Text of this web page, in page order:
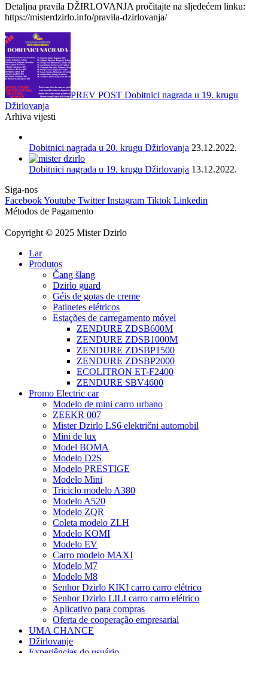
Detaljna pravila DŽIRLOVANJA pročitajte na sljedećem linku:
https://misterdzirlo.info/pravila-dzirlovanja/
Navegação
de
artigos
PREV POST Dobitnici nagrada u 19. krugu
Džirlovanja
Arhiva vijesti
Dobitnici nagrada u 20. krugu Džirlovanja 23.12.2022.
Dobitnici nagrada u 19. krugu Džirlovanja 13.12.2022.
Siga-nos
FacebookYoutube Twitter Instagram Tiktok Linkedin
Métodos de Pagamento
Copyright © 2025 Mister Dzirlo
Lar
Produtos
Čang šlang
Dzirlo guard
Géis de gotas de creme
Patinetes elétricos
Estações de carregamento móvel
ZENDURE ZDSB600M
ZENDURE ZDSB1000M
ZENDURE ZDSBP1500
ZENDURE ZDSBP2000
ECOLITRON ET-F2400
ZENDURE SBV4600
Promo Electric car
Modelo de mini carro urbano
ZEEKR 007
Mister Dzirlo LS6 električni automobil
Mini de lux
Model BOMA
Modelo D2S
Modelo PRESTIGE
Modelo Mini
Triciclo modelo A380
Modelo A520
Modelo ZQR
Coleta modelo ZLH
Modelo KOMI
Modelo EV
Carro modelo MAXI
Modelo M7
Modelo M8
Senhor Dzirlo KIKI carro carro elétrico
Senhor Dzirlo LILI carro carro elétrico
Aplicativo para compras
Oferta de cooperação empresarial
UMA CHANCE
Džirlovanje
Experiências do usuário